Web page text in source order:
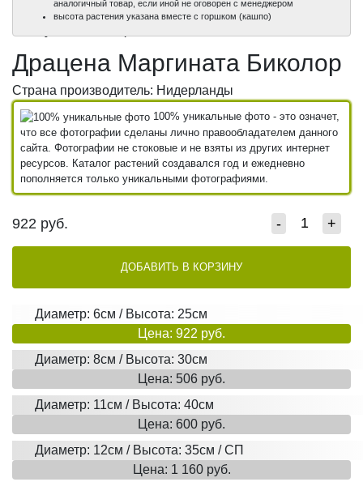
100%
100%
100%
аналогичный товар, если иной не оговорен с менеджером
высота растения указана вместе с горшком (кашпо)
Драцена Маргината Биколор
Страна производитель: Нидерланды
100% уникальные фото - это означет,
что все фотографии сделаны лично правообладателем данного
сайта. Фотографии не стоковые и не взяты из других интернет
ресурсов. Каталог растений создавался год и ежедневно
пополняется только уникальными фотографиями.
922 руб. - +
ДОБАВИТЬ В КОРЗИНУ
Диаметр: 6см / Высота: 25см
Цена: 922 руб.
Диаметр: 8см / Высота: 30см
Цена: 506 руб.
Диаметр: 11см / Высота: 40см
Цена: 600 руб.
Диаметр: 12см / Высота: 35см / СП
Цена: 1 160 руб.